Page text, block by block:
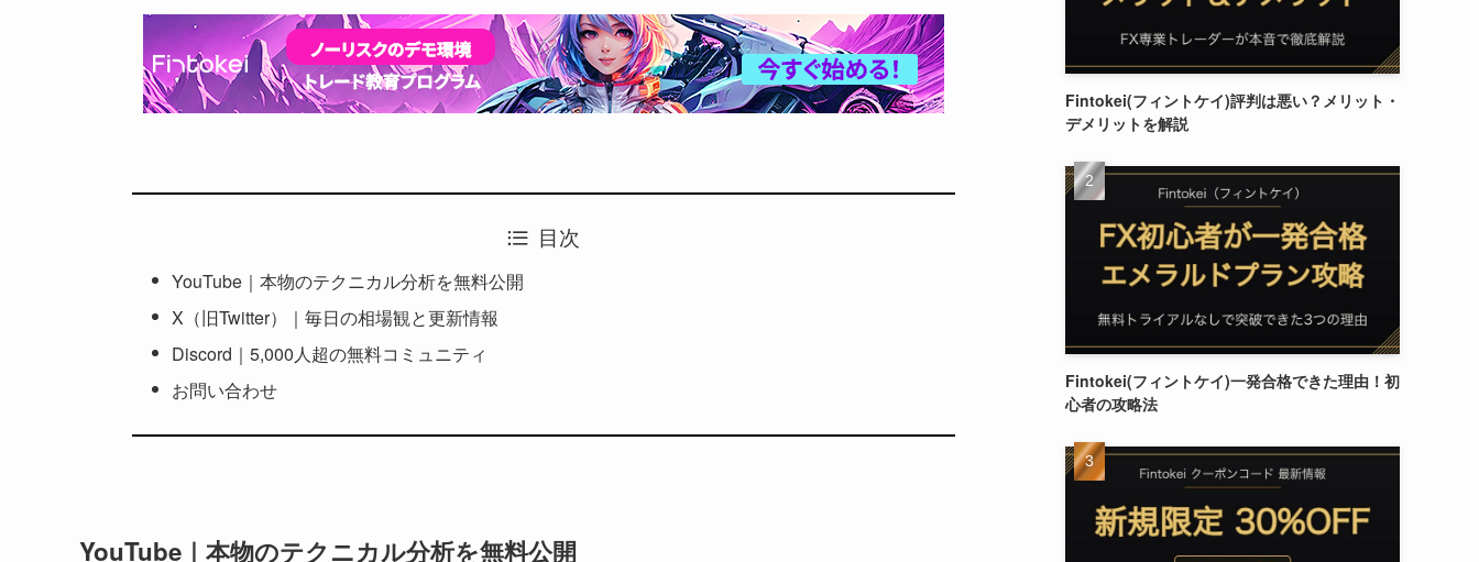
目次
YouTube｜本物のテクニカル分析を無料公開
X（旧Twitter）｜毎日の相場観と更新情報
Discord｜5,000人超の無料コミュニティ
お問い合わせ
YouTube｜本物のテクニカル分析を無料公開
Fintokei(フィントケイ)評判は悪い？メリット・
デメリットを解説
Fintokei(フィントケイ)一発合格できた理由！初
心者の攻略法